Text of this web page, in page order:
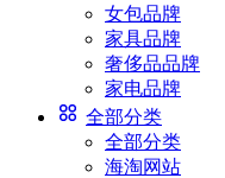
女包品牌
家具品牌
奢侈品品牌
家电品牌
全部分类
全部分类
海淘网站